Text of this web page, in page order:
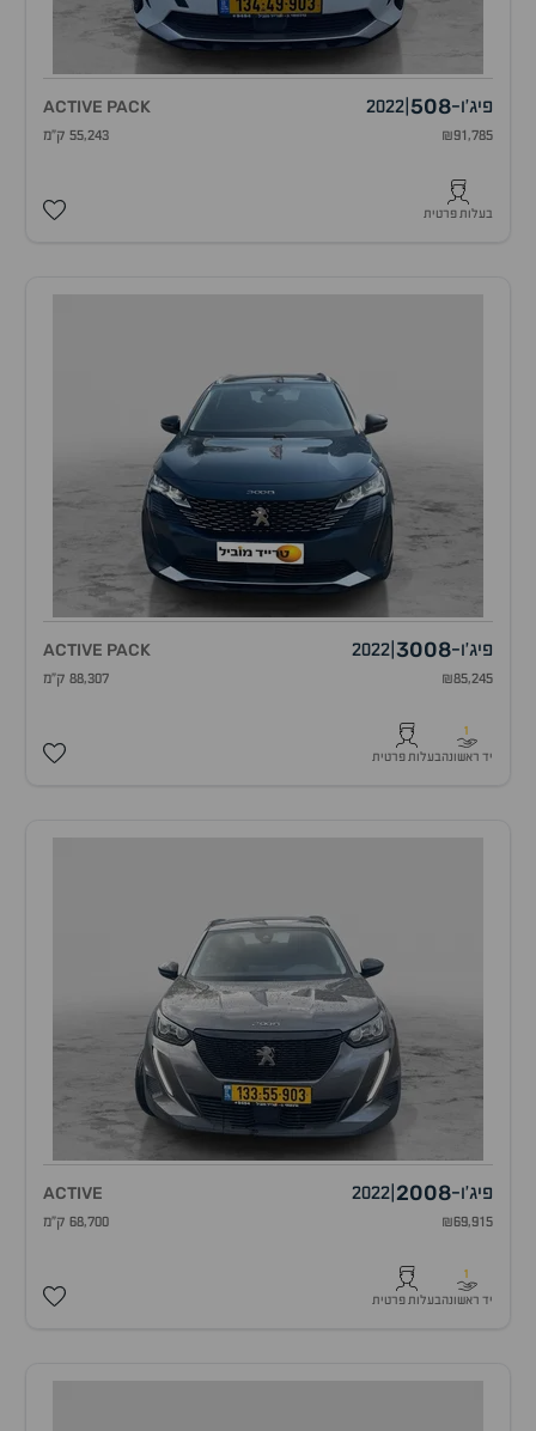
פיג'ו-
508
2022
ACTIVE PACK
₪91,785 55,243 ק"מ
בעלות פרטית
פיג'ו-
3008
2022
ACTIVE PACK
₪85,245 88,307 ק"מ
1
יד ראשונהבעלות פרטית
פיג'ו-
2008
2022
ACTIVE
₪69,915 68,700 ק"מ
1
יד ראשונהבעלות פרטית